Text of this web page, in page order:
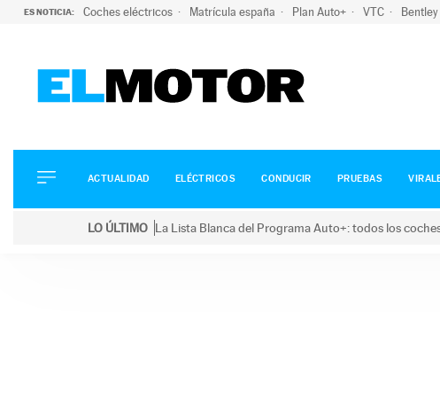
ES NOTICIA: Coches eléctricos Matrícula españa Plan Auto+ VTC Bentley
ELÉCTRICOS
CONDUCIR
ACTUALIDAD ELÉCTRICOS CONDUCIR PRUEBAS
LO ÚLTIMO La Lista Blanca del Programa Auto+: todos los